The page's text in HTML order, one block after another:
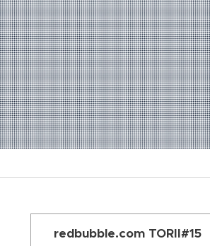
redbubble.com TORII#15